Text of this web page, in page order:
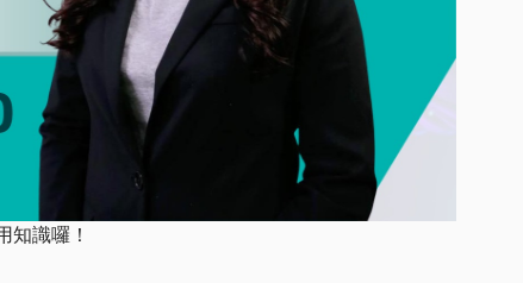
知識囉！